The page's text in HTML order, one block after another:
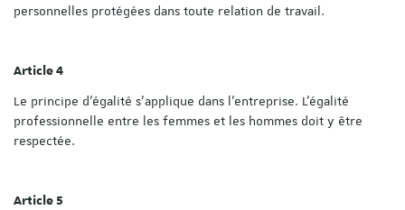
personnelles protégées dans toute relation de travail.
Article 4
Le principe d'égalité s'applique dans l'entreprise. L'égalité
professionnelle entre les femmes et les hommes doit y être
respectée.
Article 5